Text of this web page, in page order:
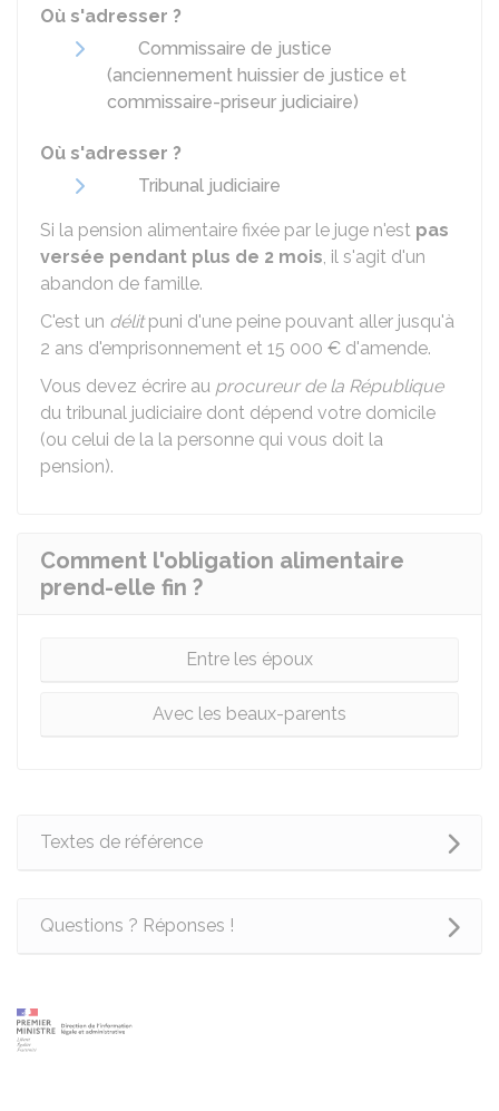
Où s'adresser ?
Commissaire de justice
(anciennement huissier de justice et
commissaire-priseur judiciaire)
Où s'adresser ?
Tribunal judiciaire
Si la pension alimentaire fixée par le juge n'est pas
versée pendant plus de 2 mois, il s'agit d'un
abandon de famille.
C'est un délitpuni d'une peine pouvant aller jusqu'à
2 ans d'emprisonnement et 15 000 € d'amende.
Vous devez écrire au procureur de la République
du tribunal judiciaire dont dépend votre domicile
(ou celui de la la personne qui vous doit la
pension).
Comment l'obligation alimentaire
prend-elle fin ?
Entre les époux
Avec les beaux-parents
Textes de référence
Questions ? Réponses !